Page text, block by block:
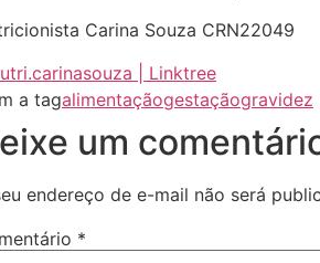
Carina Souza CRN22049
| Linktree
a tagalimentaçãogestaçãogravidez
um
endereço de e-mail não será
*